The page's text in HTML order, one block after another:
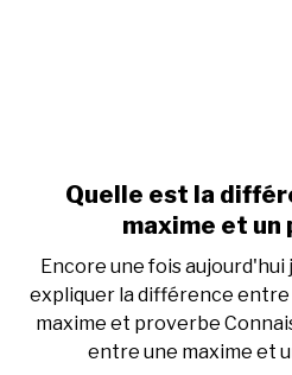
to
la
Quelle est la
maxime et un
Encore une fois aujourd'hui
expliquer la différence entre
maxime et proverbe
entre une maxime et